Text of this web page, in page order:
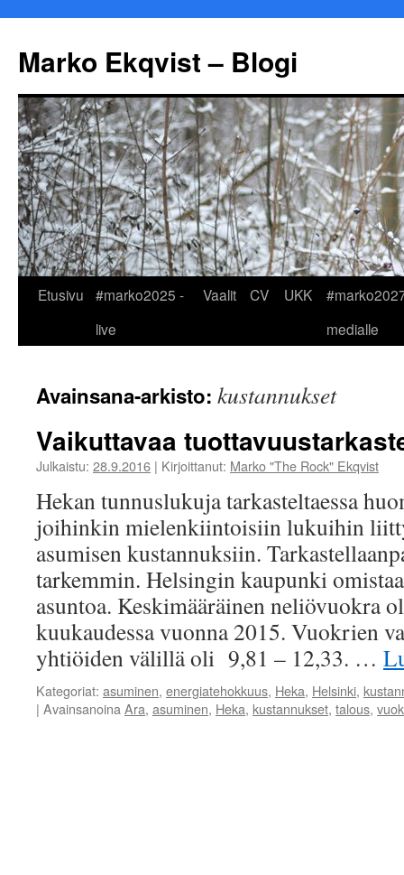
Marko Ekqvist – Blogi
Siirry
Etusivu
#marko2025 -
live
Vaalit CV UKK
medialle
Avainsana-arkisto: kustannukset
Vaikuttavaa
Julkaistu: 28.9.2016 | Kirjoittanut: Marko "The Rock" Ekqvist
Hekan tunnuslukuja tarkasteltaessa
joihinkin mielenkiintoisiin lukuihin
asumisen kustannuksiin.
tarkemmin. Helsingin kaupunki
asuntoa. Keskimääräinen neliövuokra
kuukaudessa vuonna 2015. Vuokrien
yhtiöiden välillä oli 9,81 – 12,33. …
Kategoriat: asuminen, energiatehokkuus, Heka, Helsinki,
| Avainsanoina Ara, asuminen, Heka, kustannukset, talous,